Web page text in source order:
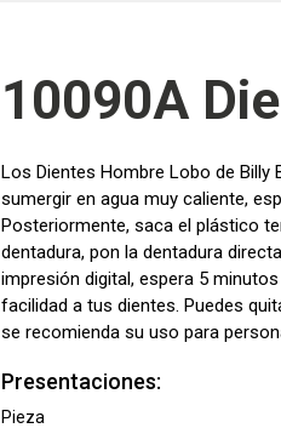
10090A
Los Dientes Hombre Lobo de
sumergir en agua muy caliente,
Posteriormente, saca el plástico
dentadura, pon la dentadura
impresión digital, espera 5
facilidad a tus dientes. Puedes
se recomienda su uso para
Presentaciones:
Pieza